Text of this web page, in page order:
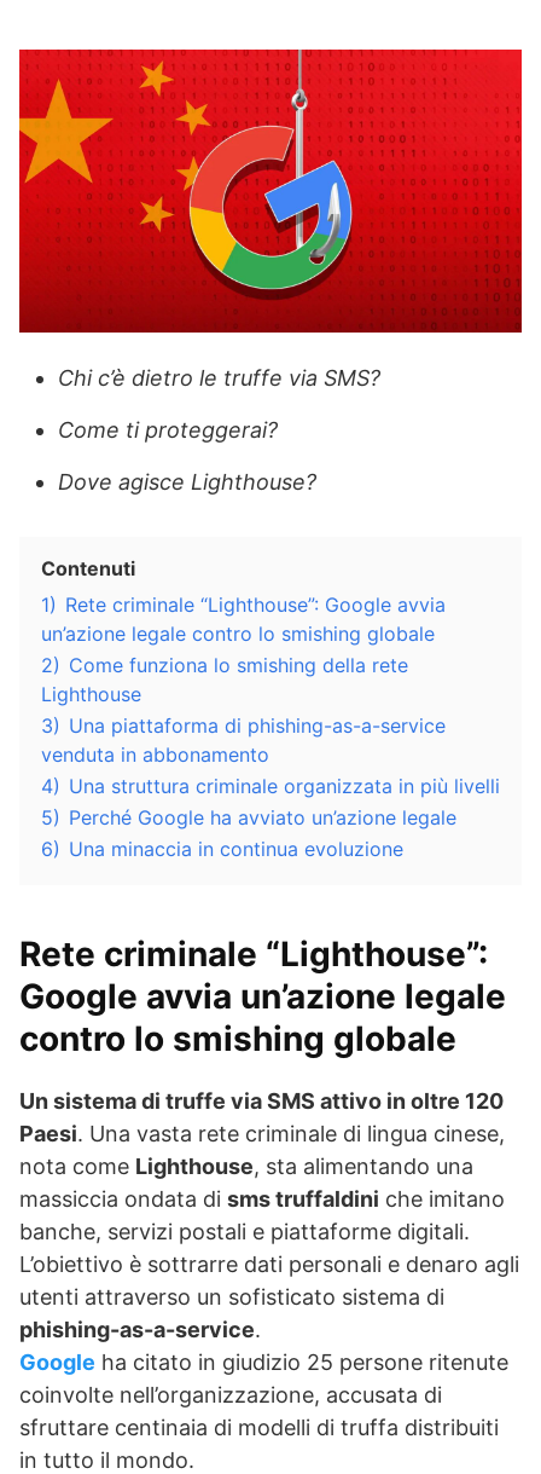
Chi c’è dietro le truffe via SMS?
Come ti proteggerai?
Dove agisce Lighthouse?
Contenuti
1) Rete criminale “Lighthouse”: Google avvia
un’azione legale contro lo smishing globale
2) Come funziona lo smishing della rete
Lighthouse
3) Una piattaforma di phishing-as-a-service
venduta in abbonamento
4) Una struttura criminale organizzata in più livelli
5) Perché Google ha avviato un’azione legale
6) Una minaccia in continua evoluzione
Rete criminale “Lighthouse”:
Google avvia un’azione legale
contro lo smishing globale
Un sistema di truffe via SMS attivo in oltre 120
Paesi. Una vasta rete criminale di lingua cinese,
nota come Lighthouse, sta alimentando una
massiccia ondata di sms truffaldini che imitano
banche, servizi postali e piattaforme digitali.
L’obiettivo è sottrarre dati personali e denaro agli
utenti attraverso un sofisticato sistema di
phishing-as-a-service.
Google ha citato in giudizio 25 persone ritenute
coinvolte nell’organizzazione, accusata di
sfruttare centinaia di modelli di truffa distribuiti
in tutto il mondo.